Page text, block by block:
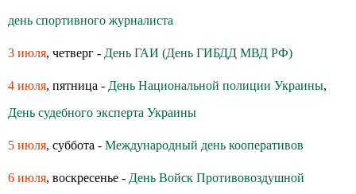
день спортивного журналиста
3 июля, четверг - День ГАИ (День ГИБДД МВД РФ)
4 июля, пятница - День Национальной полиции Украины,
День судебного эксперта Украины
5 июля, суббота - Международный день кооперативов
6 июля, воскресенье - День Войск Противовоздушной